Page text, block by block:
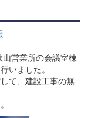
営業所の会議室棟
いました。
て、建設工事の無